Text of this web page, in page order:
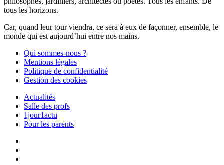
tous les horizons.
Car, quand leur tour viendra, ce sera à eux de façonner, ensemble, le
monde qui est aujourd’hui entre nos mains.
Qui sommes-nous ?
Mentions légales
Politique de confidentialité
Gestion des cookies
Actualités
Salle des profs
1jour1actu
Pour les parents